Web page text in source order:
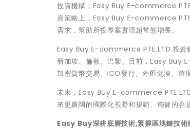
投資機構，Easy Buy E-commerce
資策略上，Easy Buy E-commerce
需求，幫助所投專案實現超常態增長。
Easy Buy E-commerce PTE.LTD.投資
新加坡、倫敦、巴黎。目前，Easy Buy
加密貨幣交易、ICO發行、外匯兌換、跨
未來，Easy Buy E-commerce
來更廣闊的國際化視野和規範、穩健的合
Easy Buy深耕底層技術,緊握區塊鏈技術